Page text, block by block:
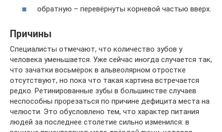
обратную – перевёрнуты корневой частью вверх.
Причины
Специалисты отмечают, что количество зубов у
человека уменьшается. Уже сейчас иногда случается так,
что зачатки восьмёрок в альвеолярном отростке
отсутствуют, но пока что такая картина встречается
редко. Ретинированные зубы в большинстве случаев
неспособны прорезаться по причине дефицита места на
челюсти. Это обусловлено тем, что характер питания
людей за последнее столетие сильно изменился: в